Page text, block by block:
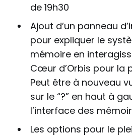
de 19h30
Ajout d’un panneau
pour expliquer le
mémoire en
Cœur d’Orbis pour la
Peut être à nouveau
sur le “?” en haut à
l’interface des
Les options pour le